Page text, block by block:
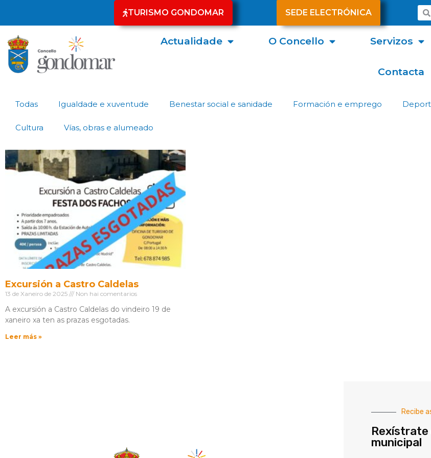
TURISMO GONDOMAR SEDE ELECTRÓNICA
Actualidade O Concello Servizos
Contacta
Todas Igualdade e xuventude Benestar social e sanidade Formación e emprego
Cultura Vías, obras e alumeado
Excursión a Castro Caldelas
13 de Xaneiro de 2025 Non hai comentarios
A excursión a Castro Caldelas do vindeiro 19 de
xaneiro xa ten as prazas esgotadas.
Leer más »
Recibe
Rexístrate
municipal